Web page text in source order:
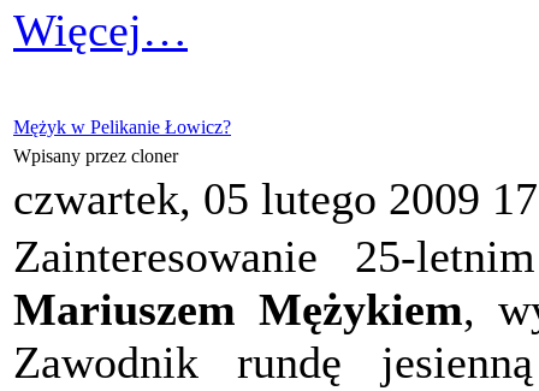
Więcej…
Mężyk w Pelikanie Łowicz?
Wpisany przez cloner
czwartek, 05 lutego 2009
Zainteresowanie 25-
Mariuszem Mężykiem,
Zawodnik rundę